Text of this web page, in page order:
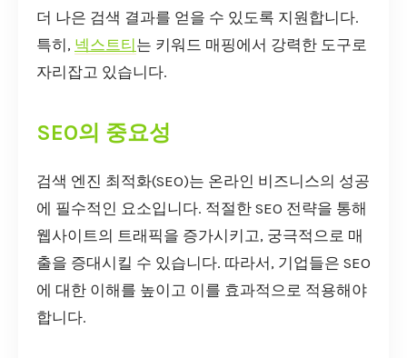
더 나은 검색 결과를 얻을 수 있도록 지원합니다.
특히, 넥스트티 는 키워드 매핑에서 강력한 도구로
자리잡고 있습니다.
SEO의 중요성
검색 엔진 최적화(SEO)는 온라인 비즈니스의 성공
에 필수적인 요소입니다. 적절한 SEO 전략을 통해
웹사이트의 트래픽을 증가시키고, 궁극적으로 매
출을 증대시킬 수 있습니다. 따라서, 기업들은 SEO
에 대한 이해를 높이고 이를 효과적으로 적용해야
합니다.